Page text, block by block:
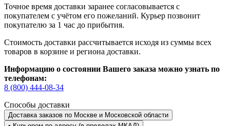
Точное время доставки заранее согласовывается с
покупателем с учётом его пожеланий. Курьер позвонит
покупателю за 1 час до прибытия.
Стоимость доставки рассчитывается исходя из суммы всех
товаров в корзине и региона доставки.
Информацию о состоянии Вашего заказа можно узнать по
телефонам:
8 (800) 444-08-34
Способы доставки
Доставка заказов по Москве и Московской области